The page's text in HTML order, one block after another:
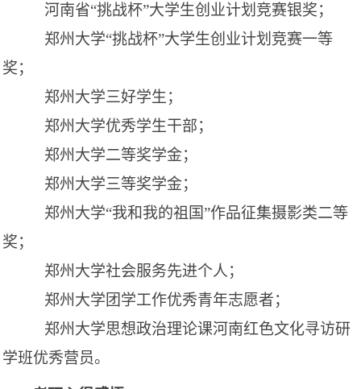
河南省“挑战杯”大学生创业计划竞赛银奖；
郑州大学“挑战杯”大学生创业计划竞赛一等
奖；
郑州大学三好学生；
郑州大学优秀学生干部；
郑州大学二等奖学金；
郑州大学三等奖学金；
郑州大学“我和我的祖国”作品征集摄影类二等
奖；
郑州大学社会服务先进个人；
郑州大学团学工作优秀青年志愿者；
郑州大学思想政治理论课河南红色文化寻访研
学班优秀营员。